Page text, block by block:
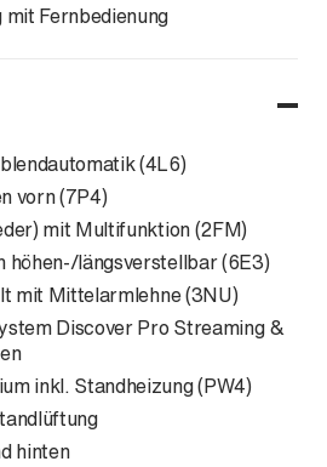
Fernbedienung
(4L6)
vorn (7P4)
mit Multifunktion (2FM)
höhen-/längsverstellbar (6E3)
mit Mittelarmlehne (3NU)
Discover Pro Streaming &
inkl. Standheizung (PW4)
hinten